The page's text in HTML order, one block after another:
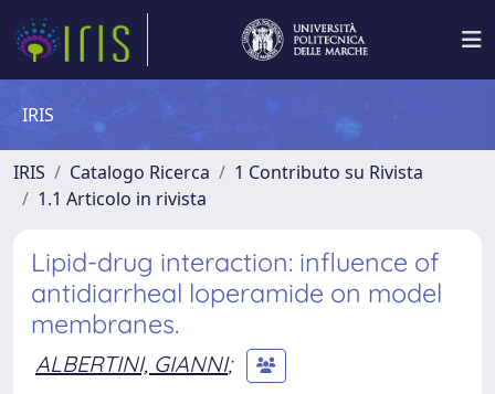
IRIS
IRIS Catalogo Ricerca
1 Contributo su Rivista
1.1 Articolo in rivista
Lipid-drug interaction: influence of
antidiarrheal loperamide on model
membranes.
ALBERTINI, GIANNI;